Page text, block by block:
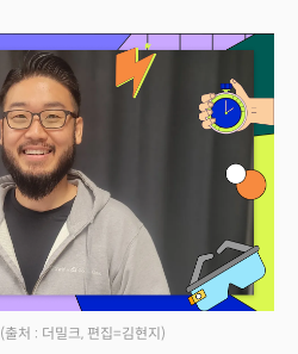
(출처 : 더밀크, 편집=김현지)